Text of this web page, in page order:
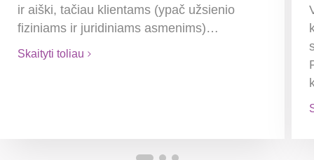
ir aiški, tačiau klientams (ypač užsienio
fiziniams ir juridiniams asmenims)…
Skaityti toliau